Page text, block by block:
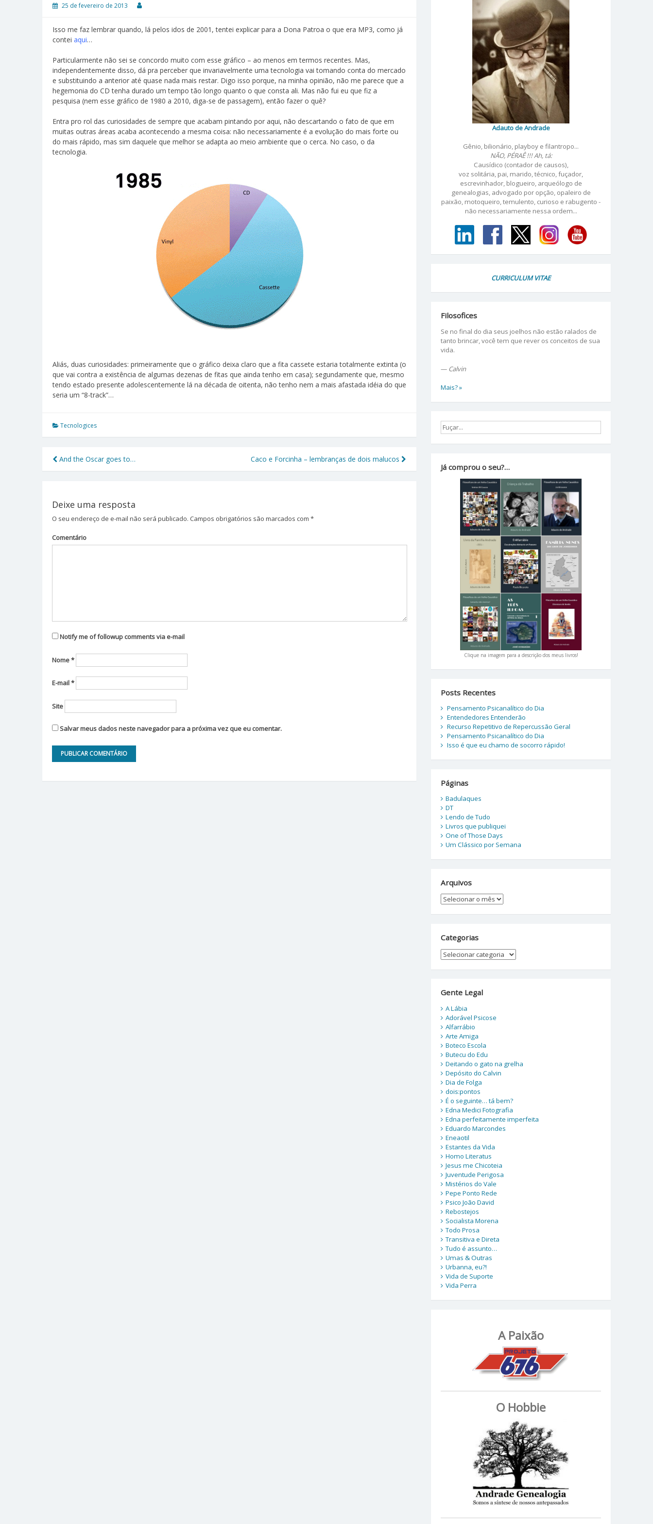
25 de fevereiro de 2013
Isso me faz lembrar quando, lá pelos idos de 2001, tentei explicar para a Dona Patroa o que era MP3, como já
contei aqui…
Particularmente não sei se concordo muito com esse gráfico – ao menos em termos recentes. Mas,
independentemente disso, dá pra perceber que invariavelmente uma tecnologia vai tomando conta do mercado
e substituindo a anterior até quase nada mais restar. Digo isso porque, na minha opinião, não me parece que a
hegemonia do CD tenha durado um tempo tão longo quanto o que consta ali. Mas não fui eu que fiz a
pesquisa (nem esse gráfico de 1980 a 2010, diga-se de passagem), então fazer o quê?
Entra pro rol das curiosidades de sempre que acabam pintando por aqui, não descartando o fato de que em
muitas outras áreas acaba acontecendo a mesma coisa: não necessariamente é a evolução do mais forte ou
do mais rápido, mas sim daquele que melhor se adapta ao meio ambiente que o cerca. No caso, o da
tecnologia.
Aliás, duas curiosidades: primeiramente que o gráfico deixa claro que a fita cassete estaria totalmente extinta (o
que vai contra a existência de algumas dezenas de fitas que ainda tenho em casa); segundamente que, mesmo
tendo estado presente adolescentemente lá na década de oitenta, não tenho nem a mais afastada idéia do que
seria um “8-track”…
Tecnologices
Navegação
Post
And the Oscar goes to… Caco e Forcinha – lembranças de dois malucos
Deixe uma resposta
O seu endereço de e-mail não será publicado. Campos obrigatórios são marcados com *
Comentário
Notify me of followup comments via e-mail
Nome*
E-mail*
Site
Salvar meus dados neste navegador para a próxima vez que eu comentar.
Adauto de Andrade
Gênio, bilionário, playboy e filantropo...
NÃO, PÉRAÊ !!! Ah, tá:
Causídico (contador de causos),
voz solitária, pai, marido, técnico, fuçador,
escrevinhador, blogueiro, arqueólogo de
genealogias, advogado por opção, opaleiro de
paixão, motoqueiro, temulento, curioso e rabugento -
não necessariamente nessa ordem...
CURRICULUM VITAE
Filosofices
Se no final do dia seus joelhos não estão ralados de
tanto brincar, você tem que rever os conceitos de sua
vida.
— Calvin
Mais? »
Já comprou o seu?…
Clique na imagem para a descrição dos meus livros!
Posts Recentes
Pensamento Psicanalítico do Dia
Entendedores Entenderão
Recurso Repetitivo de Repercussão Geral
Pensamento Psicanalítico do Dia
Isso é que eu chamo de socorro rápido!
Páginas
Badulaques
DT
Lendo de Tudo
Livros que publiquei
One of Those Days
Um Clássico por Semana
Arquivos
Arquivos
Categorias
Categorias
Gente Legal
A Lábia
Adorável Psicose
Alfarrábio
Arte Amiga
Boteco Escola
Butecu do Edu
Deitando o gato na grelha
Depósito do Calvin
Dia de Folga
dois:pontos
É o seguinte… tá bem?
Edna Medici Fotografia
Edna perfeitamente imperfeita
Eduardo Marcondes
Eneaotil
Estantes da Vida
Homo Literatus
Jesus me Chicoteia
Juventude Perigosa
Mistérios do Vale
Pepe Ponto Rede
Psico João David
Rebostejos
Socialista Morena
Todo Prosa
Transitiva e Direta
Tudo é assunto…
Umas & Outras
Urbanna, eu?!
Vida de Suporte
Vida Perra
A Paixão
O Hobbie